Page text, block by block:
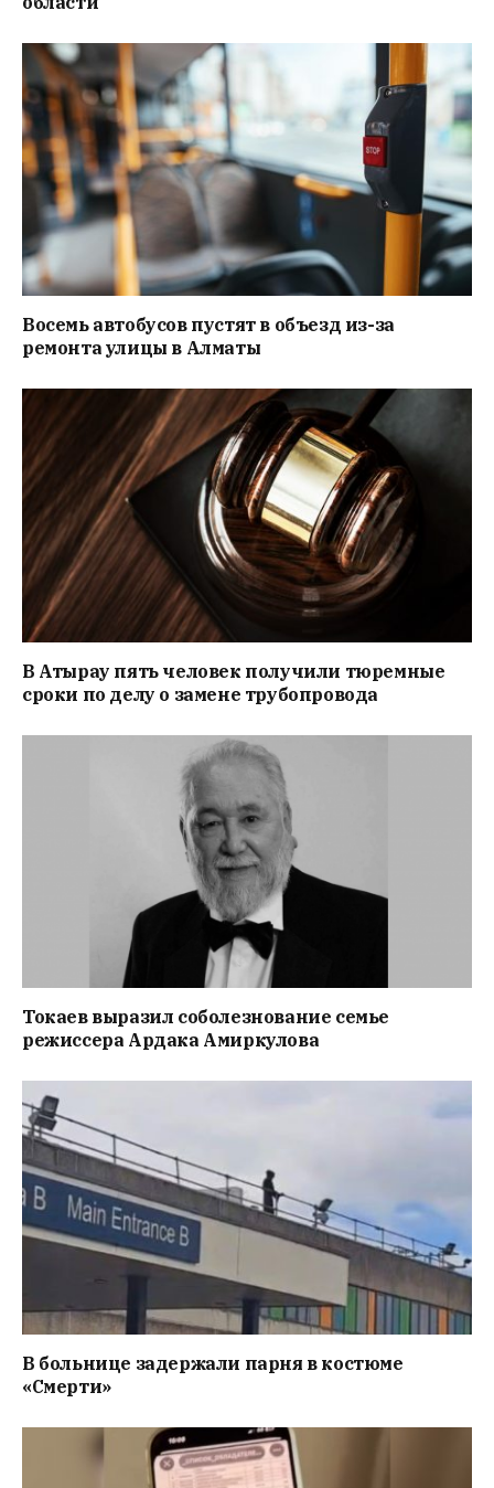
Восемь автобусов пустят в объезд из-за
ремонта улицы в Алматы
В Атырау пять человек получили тюремные
сроки по делу о замене трубопровода
Токаев выразил соболезнование семье
режиссера Ардака Амиркулова
В больнице задержали парня в костюме
«Смерти»